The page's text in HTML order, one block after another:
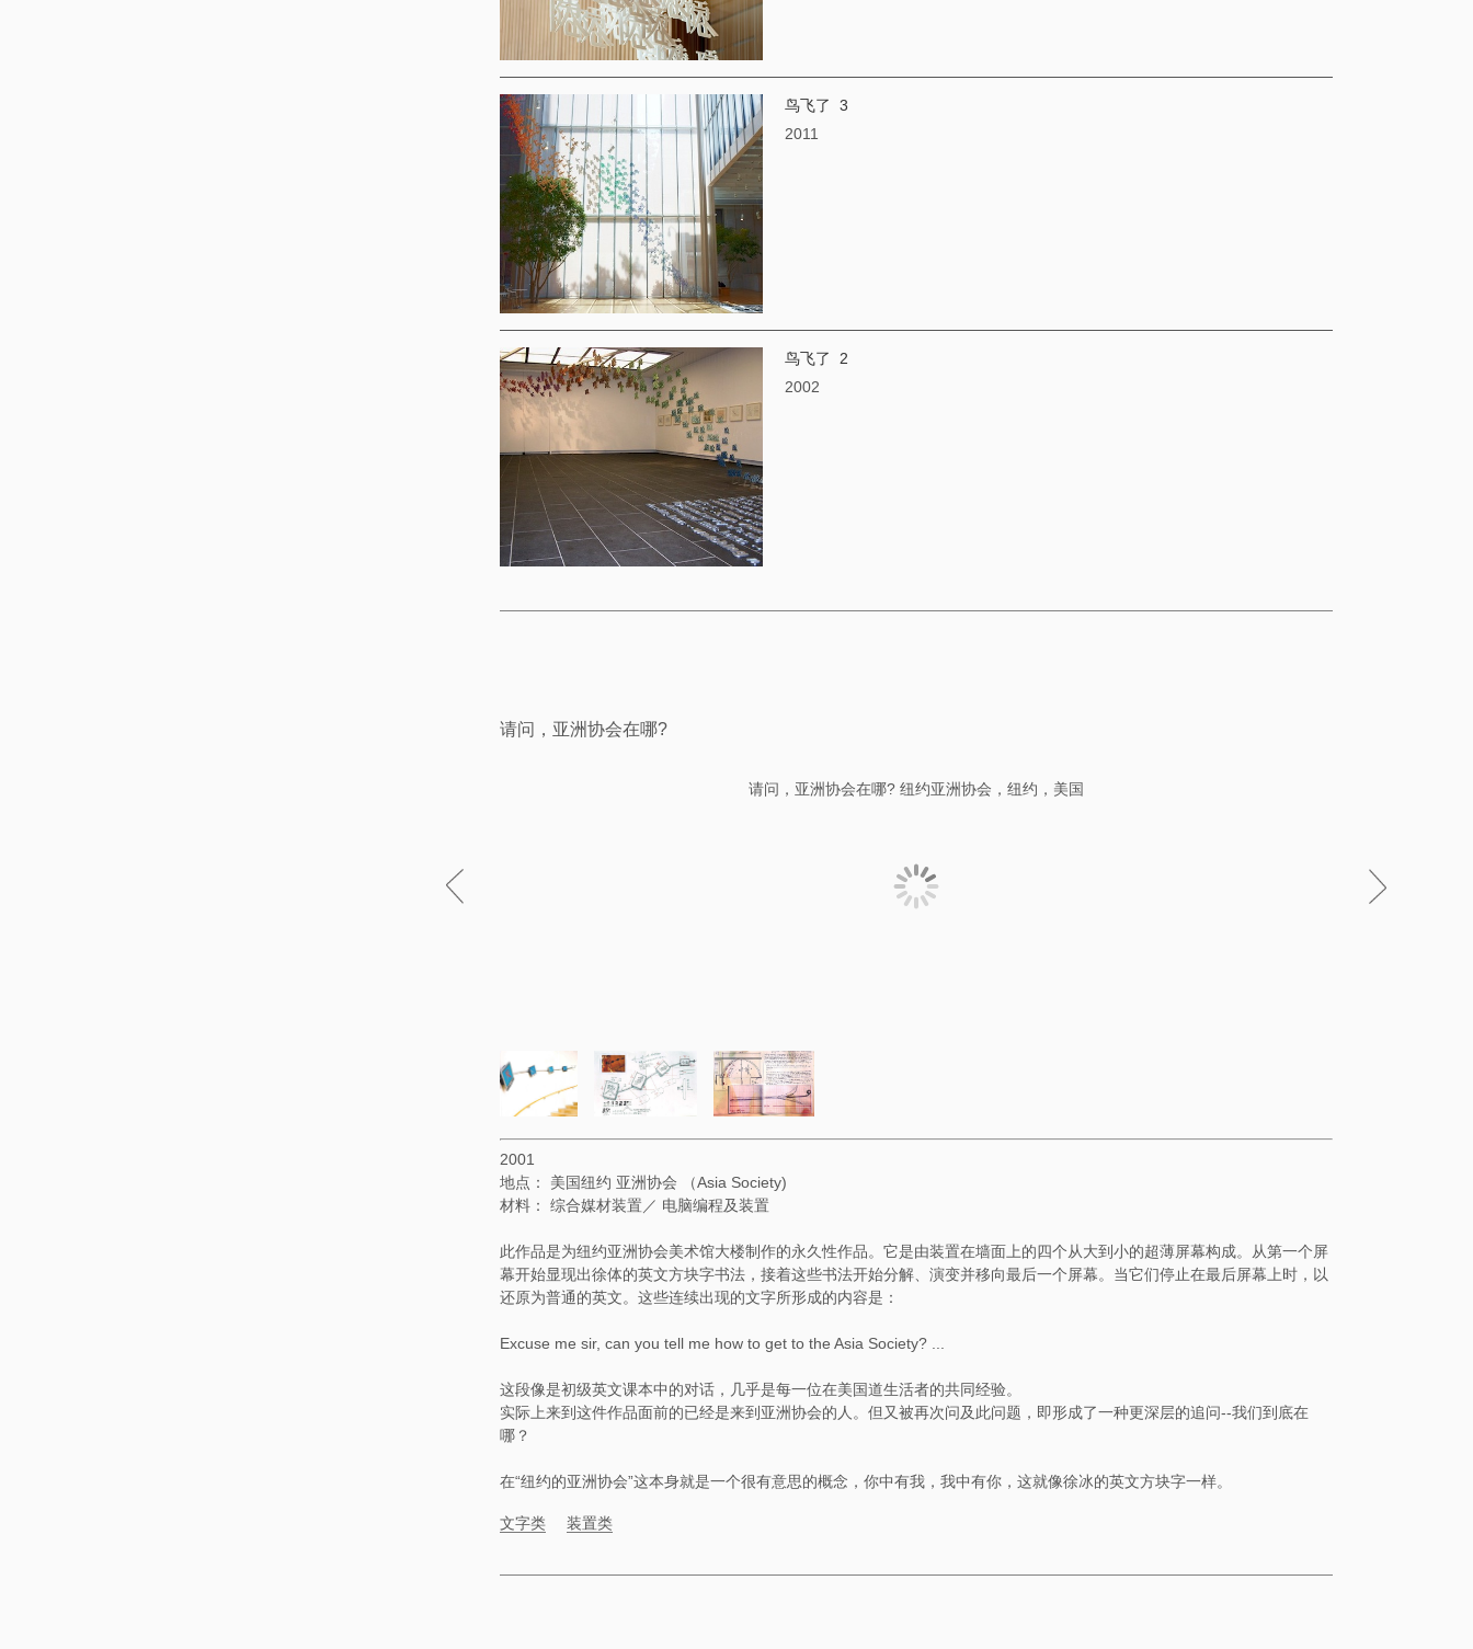
鸟飞了 3
2011
鸟飞了 2
2002
请问，亚洲协会在哪?
请问，亚洲协会在哪? 纽约亚洲协会，纽约，美国
2001
地点： 美国纽约 亚洲协会 （Asia Society)
材料： 综合媒材装置／ 电脑编程及装置
此作品是为纽约亚洲协会美术馆大楼制作的永久性作品。它是由装置在墙面上的四个从大到小的超薄屏幕构成。从第一个屏
幕开始显现出徐体的英文方块字书法，接着这些书法开始分解、演变并移向最后一个屏幕。当它们停止在最后屏幕上时，以
还原为普通的英文。这些连续出现的文字所形成的内容是：
Excuse me sir, can you tell me how to get to the Asia Society? ...
这段像是初级英文课本中的对话，几乎是每一位在美国道生活者的共同经验。
实际上来到这件作品面前的已经是来到亚洲协会的人。但又被再次问及此问题，即形成了一种更深层的追问--我们到底在
哪？
在“纽约的亚洲协会”这本身就是一个很有意思的概念，你中有我，我中有你，这就像徐冰的英文方块字一样。
文字类 装置类